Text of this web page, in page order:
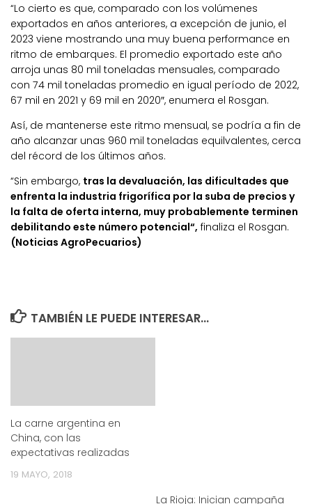
“Lo cierto es que, comparado con los volúmenes
exportados en años anteriores, a excepción de junio, el
2023 viene mostrando una muy buena performance en
ritmo de embarques. El promedio exportado este año
arroja unas 80 mil toneladas mensuales, comparado
con 74 mil toneladas promedio en igual período de 2022,
67 mil en 2021 y 69 mil en 2020″, enumera el Rosgan.
Así, de mantenerse este ritmo mensual, se podría a fin de
año alcanzar unas 960 mil toneladas equilvalentes, cerca
del récord de los últimos años.
“Sin embargo, tras la devaluación, las dificultades que
enfrenta la industria frigorífica por la suba de precios y
la falta de oferta interna, muy probablemente terminen
debilitando este número potencial“, finaliza el Rosgan.
(Noticias AgroPecuarios)
TAMBIÉN LE PUEDE INTERESAR...
La carne argentina en
China, con las
expectativas realizadas
19 MAYO, 2018
La Rioja: Inician campaña